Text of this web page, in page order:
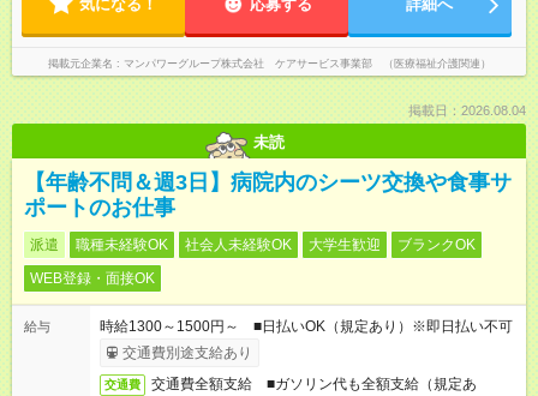
気になる！ 応募する 詳細へ
掲載元企業名 マンパワーグループ株式会社 ケアサービス事業部 （医療福祉介護関連）
掲載日：2026.08.04
未読
【年齢不問＆週3日】病院内のシーツ交換や食事サ
ポートのお仕事
派遣 職種未経験OK 社会人未経験OK 大学生歓迎
ブランクOK
WEB登録・面接OK
給与
時給1300～1500円～ ■日払いOK（規定あり）※即日払い不可
交通費別途支給あり
交通費
交通費全額支給 ■ガソリン代も全額支給（規定あ